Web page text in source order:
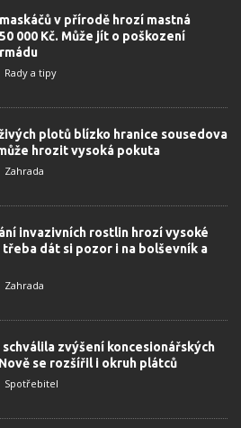
v přírodě hrozí mastná
000 Kč. Může jít o poškození
Rady a tipy
plotů blízko hranice sousedova
hrozit vysoká pokuta
Zahrada
invazivních rostlin hrozí vysoké
třeba dát si pozor i na bolševník a
Zahrada
schválila zvýšení koncesionářských
se rozšířil i okruh plátců
Spotřebitel